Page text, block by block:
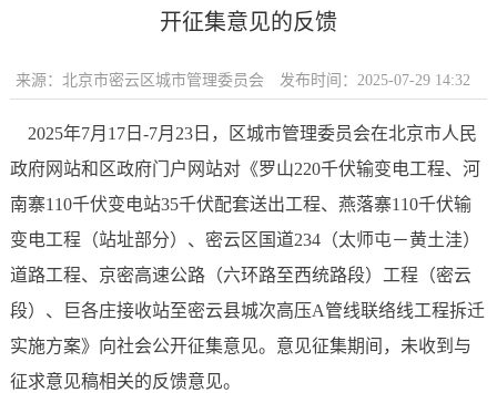
开征集意见的反馈
来源：北京市密云区城市管理委员会 发布时间：2025-07-29 14:32
2025年7月17日-7月23日，区城市管理委员会在北京市人民
政府网站和区政府门户网站对《罗山220千伏输变电工程、河
南寨110千伏变电站35千伏配套送出工程、燕落寨110千伏输
变电工程（站址部分）、密云区国道234（太师屯－黄土洼）
道路工程、京密高速公路（六环路至西统路段）工程（密云
段）、巨各庄接收站至密云县城次高压A管线联络线工程拆迁
实施方案》向社会公开征集意见。意见征集期间，未收到与
征求意见稿相关的反馈意见。